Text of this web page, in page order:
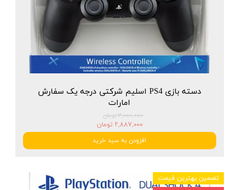
دسته بازی PS4 اسلیم شرکتی درجه یک سفارش
امارات
۳,۰۰۰,۰۰۰ تومان
۲,۸۸۷,۰۰۰ تومان
افزودن به سبد خرید
تضمین بهترین قیمت